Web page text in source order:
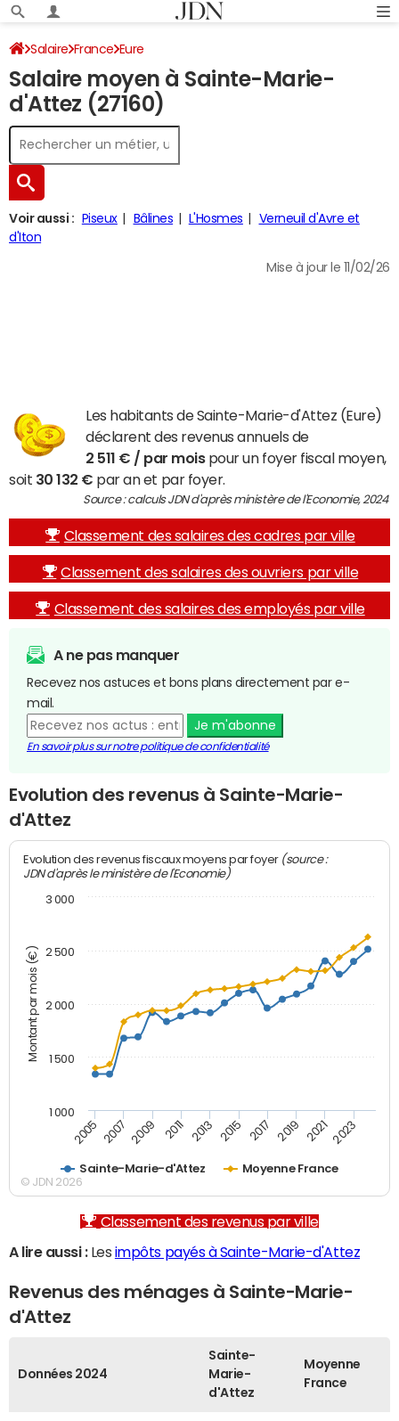
Salaire France Eure
Salaire moyen à Sainte-Marie-
d'Attez (27160)
Voir aussi : Piseux Bâlines L'Hosmes
Verneuil d'Avre et
d'Iton
Mise à jour le 11/02/26
Les habitants de Sainte-Marie-d'Attez (Eure)
déclarent des revenus annuels de
2 511 € / par moispour un foyer fiscal moyen,
soit 30 132 € par an et par foyer.
Source : calculs JDN d'après ministère de l'Economie, 2024
Classement des salaires des cadres par ville
Classement des salaires des ouvriers par ville
Classement des salaires des employés par ville
A ne pas manquer
Recevez nos astuces et bons plans directement par e-
mail.
Je m'abonne
En savoir plus sur notre politique de confidentialité
Evolution des revenus à Sainte-Marie-
d'Attez
Montant par mois (€)
Evolution des revenus fiscaux moyens par foyer (source :
JDN d'après le ministère de l'Economie)
Sainte-Marie-d'Attez Moyenne France
2005 2007 2009 2011 2013 2015 2017 2019 2021 2023
1 000
1 500
2 000
2 500
3 000
© JDN 2026
Classement des revenus par ville
A lire aussi :Les impôts payés à Sainte-Marie-d'Attez
Revenus des ménages à Sainte-Marie-
d'Attez
Données 2024
Sainte-
Marie-
d'Attez
Moyenne
France